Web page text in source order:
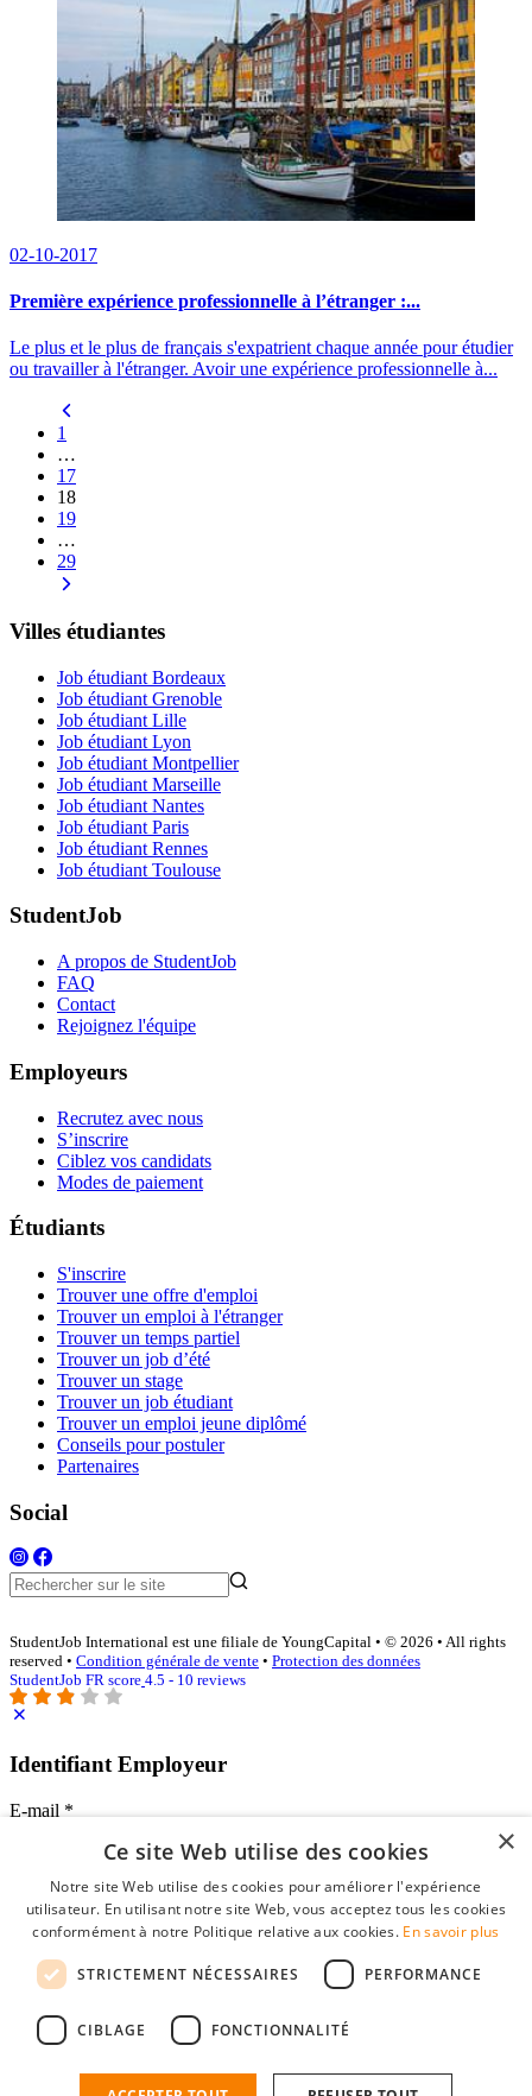
02-10-2017
Première expérience professionnelle à l’étranger :...
Le plus et le plus de français s'expatrient chaque année pour étudier
ou travailler à l'étranger. Avoir une expérience professionnelle à...
1
…
17
18
19
…
29
Villes étudiantes
Job étudiant Bordeaux
Job étudiant Grenoble
Job étudiant Lille
Job étudiant Lyon
Job étudiant Montpellier
Job étudiant Marseille
Job étudiant Nantes
Job étudiant Paris
Job étudiant Rennes
Job étudiant Toulouse
StudentJob
A propos de StudentJob
FAQ
Contact
Rejoignez l'équipe
Employeurs
Recrutez avec nous
S’inscrire
Ciblez vos candidats
Modes de paiement
Étudiants
S'inscrire
Trouver une offre d'emploi
Trouver un emploi à l'étranger
Trouver un temps partiel
Trouver un job d’été
Trouver un stage
Trouver un job étudiant
Trouver un emploi jeune diplômé
Conseils pour postuler
Partenaires
Social
StudentJob International est une filiale de YoungCapital • © 2026 • All rights
reserved • Condition générale de vente • Protection des données
StudentJob FR score 4.5 - 10 reviews
Identifiant Employeur
E-mail *
Mot de passe
se souvenir de moi
mot de passe oublié?
Profil Employeur gratuit
Vous pouvez vous connecter sur StudentJob si vous avez créé un
n'est plus qu'à quelques clics.
×
Ce site Web utilise des cookies
Notre site Web utilise des cookies pour améliorer l'expérience
utilisateur. En utilisant notre site Web, vous acceptez tous les cookies
conformément à notre Politique relative aux cookies. En savoir plus
STRICTEMENT NÉCESSAIRES PERFORMANCE
CIBLAGE FONCTIONNALITÉ